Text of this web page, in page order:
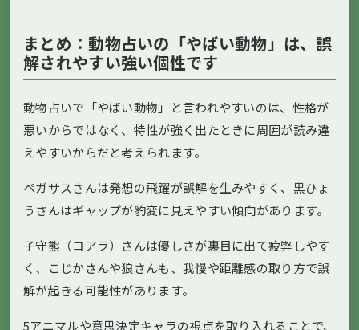
まとめ：動物占いの「やばい動物」は、誤
解されやすい強い個性です
動物占いで「やばい動物」と言われやすいのは、性格が
悪いからではなく、特性が強く出たときに周囲が読み違
えやすいからだと考えられます。
ペガサスさんは発想の飛躍が誤解を生みやすく、黒ひょ
うさんはギャップが豹変に見えやすい傾向があります。
子守熊（コアラ）さんは優しさが裏目に出て疲弊しやす
く、こじかさんや狼さんも、我慢や距離感の取り方で誤
解が起きる可能性があります。
5アニマルや意思決定キャラの視点を取り入れることで、